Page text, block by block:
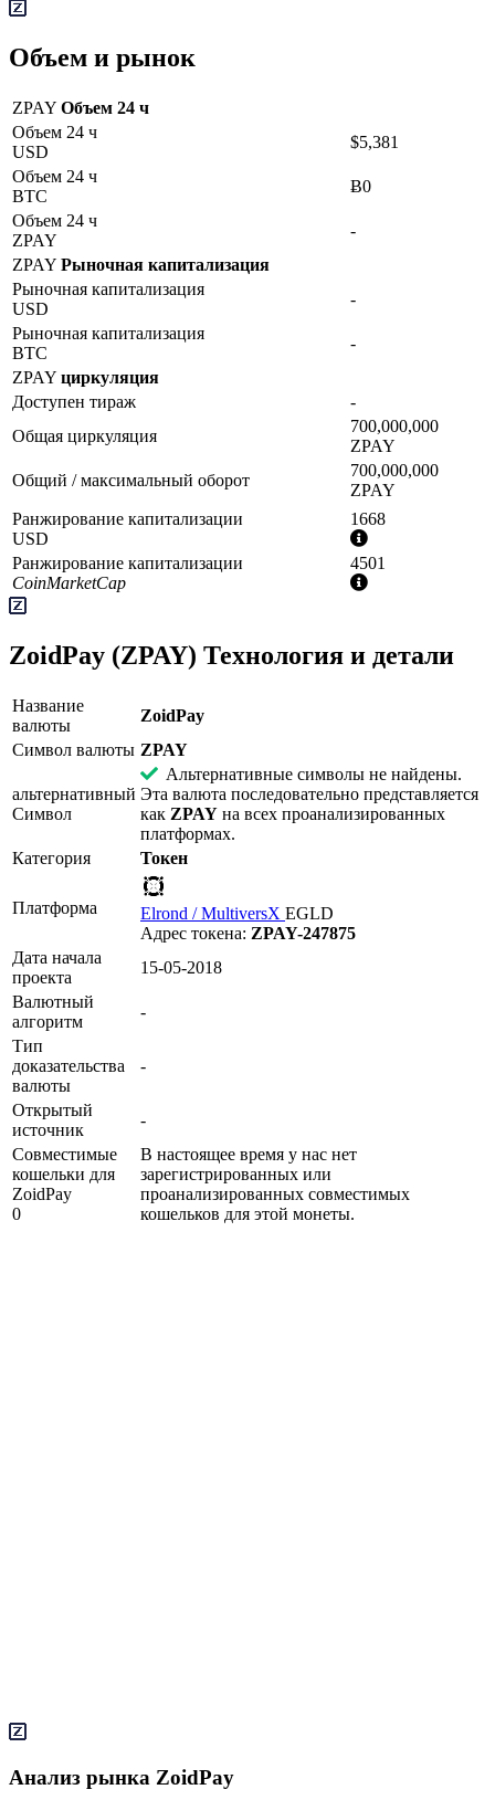
Объем и рынок
ZPAY Объем 24 ч
Объем 24 ч
USD
$5,381
Объем 24 ч
BTC
Ƀ0
Объем 24 ч
ZPAY
-
ZPAY Рыночная капитализация
Рыночная капитализация
USD
-
Рыночная капитализация
BTC
-
ZPAY циркуляция
Доступен тираж
-
Общая циркуляция
700,000,000
ZPAY
Общий / максимальный оборот
700,000,000
ZPAY
Ранжирование капитализации
USD
1668
Дополнительная
информация
Ранжирование капитализации
CoinMarketCap
4501
Дополнительная
ZoidPay (ZPAY) Технология и детали
Название
валюты
ZoidPay
Символ валюты ZPAY
альтернативный
Символ
Альтернативные символы не найдены.
Эта валюта последовательно представляется
как ZPAY на всех проанализированных
платформах.
Категория
Токен
Платформа Elrond / MultiversX EGLD
Адрес токена: ZPAY-247875
Дата начала
проекта
15-05-2018
Валютный
алгоритм
-
Тип
доказательства
валюты
-
Открытый
источник
-
Совместимые
кошельки для
ZoidPay
0
В настоящее время у нас нет
зарегистрированных или
проанализированных совместимых
кошельков для этой монеты.
Анализ рынка ZoidPay